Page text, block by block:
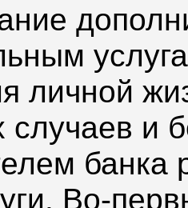
личной
случаев и
банка
Во-